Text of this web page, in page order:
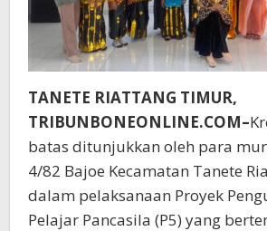
TANETE RIATTANG TIMUR,
TRIBUNBONEONLINE.COM–
batas ditunjukkan oleh para
4/82 Bajoe Kecamatan Tanete
dalam pelaksanaan Proyek
Pelajar Pancasila (P5) yang